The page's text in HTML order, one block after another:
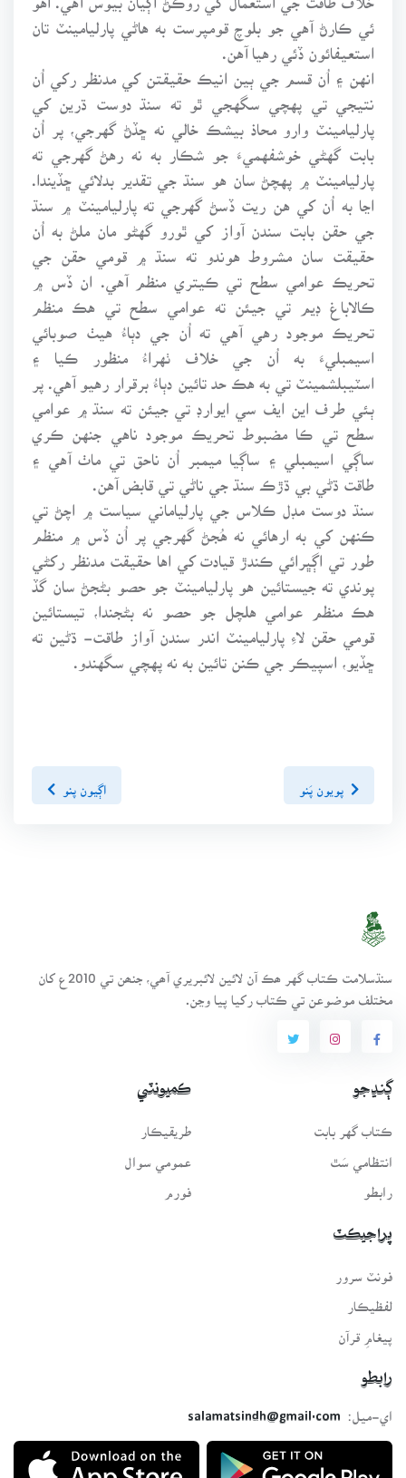
ئي ڪارڻ آهي جو بلوچ قومپرست به هاڻي پارليامينٽ تان
استعيفائون ڏئي رهيا آهن.
انهن ۽ اُن قسم جي ٻين انيڪ حقيقتن کي مدنظر رکي اُن
نتيجي تي پهچي سگهجي ٿو ته سنڌ دوست ڌرين کي
پارليامينٽ وارو محاذ بيشڪ خالي نه ڇڏڻ گهرجي، پر اُن
بابت گهڻي خوشفهميءَ جو شڪار به نه رهڻ گهرجي ته
پارليامينٽ ۾ پهچڻ سان هو سنڌ جي تقدير بدلائي ڇڏيندا.
اڃا به اُن کي هن ريت ڏسڻ گهرجي ته پارليامينٽ ۾ سنڌ
جي حقن بابت سندن آواز کي ٿورو گهڻو مان ملڻ به اُن
حقيقت سان مشروط هوندو ته سنڌ ۾ قومي حقن جي
تحريڪ عوامي سطح تي ڪيتري منظم آهي. ان ڏس ۾
ڪالاباغ ڊيم تي جيئن ته عوامي سطح تي هڪ منظم
تحريڪ موجود رهي آهي ته اُن جي دٻاءُ هيٺ صوبائي
اسيمبليءَ به اُن جي خلاف ٺهراءُ منظور ڪيا ۽
اسٽيبلشمينٽ تي به هڪ حد تائين دٻاءُ برقرار رهيو آهي. پر
ٻئي طرف اين ايف سي ايوارڊ تي جيئن ته سنڌ ۾ عوامي
سطح تي ڪا مضبوط تحريڪ موجود ناهي جنهن ڪري
ساڳي اسيمبلي ۽ ساڳيا ميمبر اُن ناحق تي ماٺ آهي ۽
طاقت ڌڻي بي ڌڙڪ سنڌ جي ناڻي تي قابض آهن.
سنڌ دوست مڊل ڪلاس جي پارلياماني سياست ۾ اچڻ تي
ڪنهن کي به ارهائي نه هُجڻ گهرجي پر اُن ڏس ۾ منظم
طور تي اڳڀرائي ڪندڙ قيادت کي اها حقيقت مدنظر رکڻي
پوندي ته جيستائين هو پارليامينٽ جو حصو بڻجڻ سان گڏ
هڪ منظم عوامي هلچل جو حصو نه بڻجندا، تيستائين
قومي حقن لاءِ پارليامينٽ اندر سندن آواز طاقت- ڌڻين ته
ڇڏيو، اسپيڪر جي ڪنن تائين به نه پهچي سگهندو.
پويون پَنو اڳيون پنو
سنڌسلامت ڪتاب گهر ھڪ آن لائين لائبريري آھي، جنھن تي 2010ع کان
مختلف موضوعن تي ڪتاب رکيا پيا وڃن.
ڳنڍجو
ڪتاب گهر بابت
انتظامي سَٿ
رابطو
ڪميونٽي
طريقيڪار
عمومي سوال
فورم
پراجيڪٽ
لفظيڪار
پيغامِ قرآن
رابطو
اي-ميل:
salamatsindh@gmail.com